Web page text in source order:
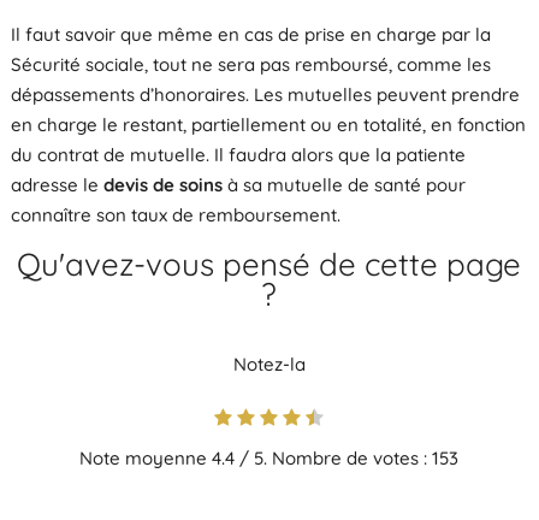
Il faut savoir que même en cas de prise en charge par la
Sécurité sociale, tout ne sera pas remboursé, comme les
dépassements d’honoraires. Les mutuelles peuvent prendre
en charge le restant, partiellement ou en totalité, en fonction
du contrat de mutuelle. Il faudra alors que la patiente
adresse le devis de soinsà sa mutuelle de santé pour
connaître son taux de remboursement.
Qu'avez-vous pensé de cette page
?
Notez-la
Note moyenne4.4 / 5. Nombre de votes :153